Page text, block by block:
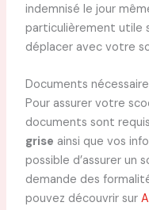
indemnisé le jour
particulièrement utile
déplacer avec votre
Documents
Pour assurer votre
documents sont
grise ainsi que vos
possible d’assurer un
demande des
pouvez découvrir sur